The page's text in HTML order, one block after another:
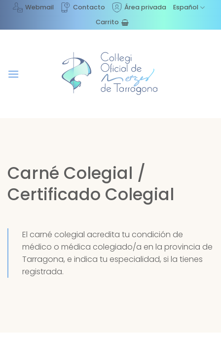
Saltar
contenido
Webmail Contacto Área privada
Español
Carrito
Carné Colegial /
Certificado Colegial
El carné colegial acredita tu condición de
médico o médica colegiado/a en la provincia de
Tarragona, e indica tu especialidad, si la tienes
registrada.